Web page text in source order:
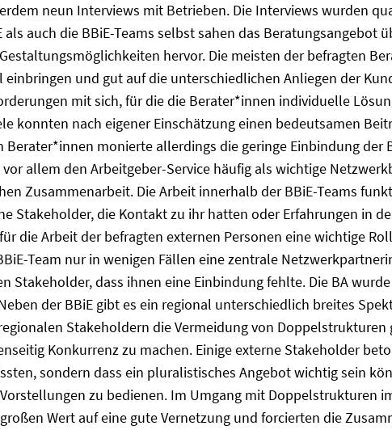
neun Interviews mit Betrieben. Die Interviews wurden
auch die BBiE-Teams selbst sahen das Beratungsangebot
hervor. Die meisten der befragten
und gut auf die unterschiedlichen Anliegen der
mit sich, für die die Berater*innen individuelle
konnten nach eigener Einschätzung einen bedeutsamen
monierte allerdings die geringe Einbindung der
allem den Arbeitgeber-Service häufig als wichtige
Zusammenarbeit. Die Arbeit innerhalb der BBiE-Teams
Stakeholder, die Kontakt zu ihr hatten oder Erfahrungen in
die Arbeit der befragten externen Personen eine wichtige
Team nur in wenigen Fällen eine zentrale
Stakeholder, dass ihnen eine Einbindung fehlte. Die BA
der BBiE gibt es ein regional unterschiedlich breites
Stakeholdern die Vermeidung von
Konkurrenz zu machen. Einige externe Stakeholder
sondern dass ein pluralistisches Angebot wichtig sein
zu bedienen. Im Umgang mit Doppelstrukturen
Wert auf eine gute Vernetzung und forcierten die